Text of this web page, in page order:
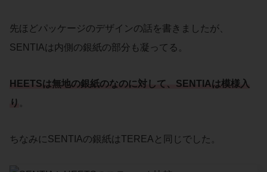
先ほどパッケージのデザインの話を書きましたが、
SENTIAは内側の銀紙の部分も凝ってる。
HEETSは無地の銀紙のなのに対して、SENTIAは模様入
り
ちなみにSENTIAの銀紙はTEREAと同じでした。